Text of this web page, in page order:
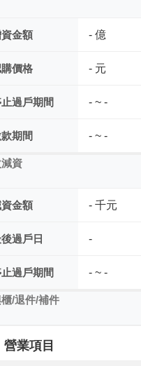
金額 - 億
價格 - 元
過戶期間 - ~ -
期間 - ~ -
資
金額 - 千元
過戶日 -
過戶期間 - ~ -
/退件/補件
營業項目